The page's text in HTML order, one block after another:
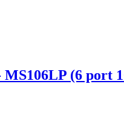
MS106LP (6 port